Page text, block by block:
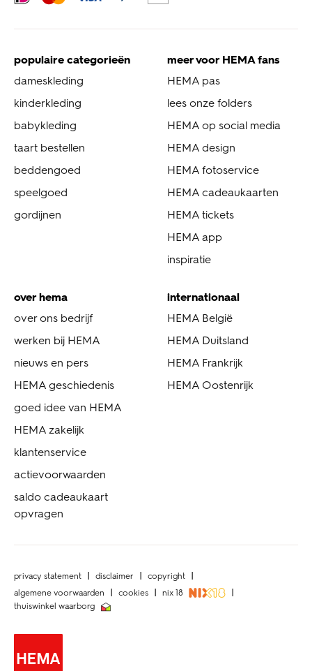
populaire categorieën
dameskleding
kinderkleding
babykleding
taart bestellen
beddengoed
speelgoed
gordijnen
meer voor HEMA fans
HEMA pas
lees onze folders
HEMA op social media
HEMA design
HEMA fotoservice
HEMA cadeaukaarten
HEMA tickets
HEMA app
inspiratie
over hema
over ons bedrijf
werken bij HEMA
nieuws en pers
HEMA geschiedenis
goed idee van HEMA
HEMA zakelijk
klantenservice
actievoorwaarden
saldo cadeaukaart
opvragen
internationaal
HEMA België
HEMA Duitsland
HEMA Frankrijk
HEMA Oostenrijk
privacy statement disclaimer
copyright
algemene voorwaarden
cookies
nix 18
thuiswinkel waarborg